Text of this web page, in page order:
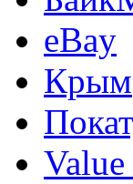
eBay
Крым